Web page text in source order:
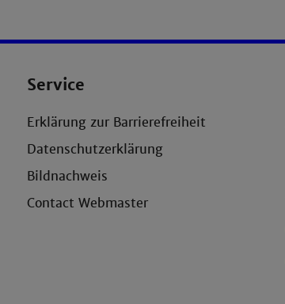
Service
Erklärung zur Barrierefreiheit
Datenschutzerklärung
Bildnachweis
Contact Webmaster